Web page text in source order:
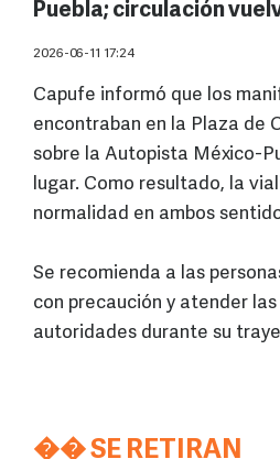
Puebla; circulación
2026-06-11 17:24
Capufe informó que los
encontraban en la Plaza de
sobre la Autopista México-
lugar. Como resultado, la
normalidad en ambos
Se recomienda a las
con precaución y atender
autoridades durante su
�� SE RETIRAN